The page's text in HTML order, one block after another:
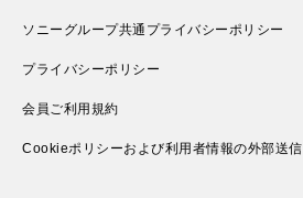
ソニーグループ共通プライバシーポリシー
プライバシーポリシー
会員ご利用規約
Cookieポリシーおよび利用者情報の外部送信